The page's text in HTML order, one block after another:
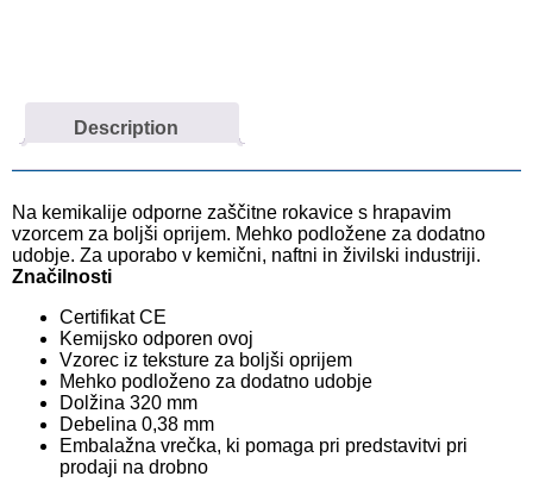
Description
Na kemikalije odporne zaščitne rokavice s hrapavim
vzorcem za boljši oprijem. Mehko podložene za dodatno
udobje. Za uporabo v kemični, naftni in živilski industriji.
Značilnosti
Certifikat CE
Kemijsko odporen ovoj
Vzorec iz teksture za boljši oprijem
Mehko podloženo za dodatno udobje
Dolžina 320 mm
Debelina 0,38 mm
Embalažna vrečka, ki pomaga pri predstavitvi pri
prodaji na drobno